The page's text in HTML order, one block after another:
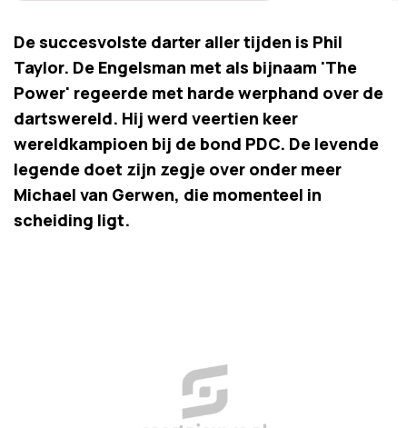
De succesvolste darter aller tijden is Phil
Taylor. De Engelsman met als bijnaam 'The
Power' regeerde met harde werphand over de
dartswereld. Hij werd veertien keer
wereldkampioen bij de bond PDC. De levende
legende doet zijn zegje over onder meer
Michael van Gerwen, die momenteel in
scheiding ligt.